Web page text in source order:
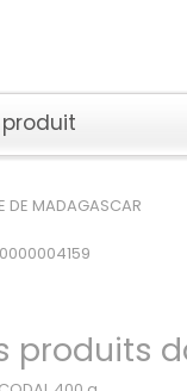
DE MADAGASCAR
produits